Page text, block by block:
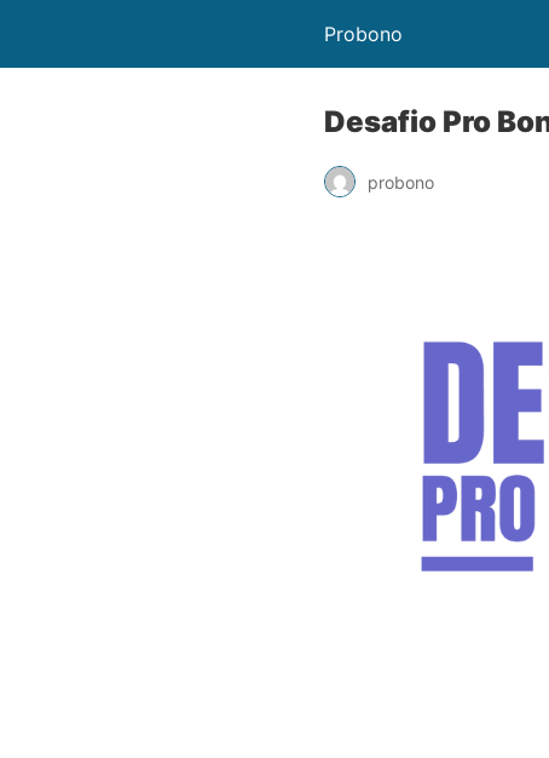
Probono
Desafio Pro
probono